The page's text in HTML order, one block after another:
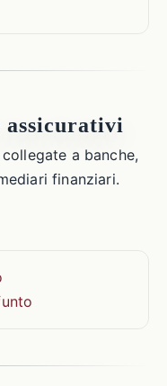
assicurativi
a banche,
finanziari.